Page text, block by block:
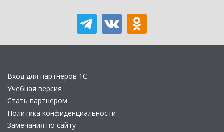
Вход для партнеров 1С
Учебная версия
Стать партнером
Политика конфиденциальности
Замечания по сайту